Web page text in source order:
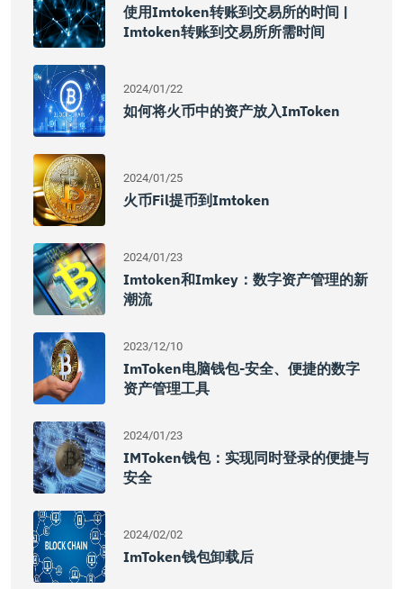
使用imtoken转账到交易所的时间 |
Imtoken转账到交易所所需时间
2024/01/22
如何将火币中的资产放入imToken
2024/01/25
火币fil提币到imtoken
2024/01/23
Imtoken和imkey：数字资产管理的新
潮流
2023/12/10
ImToken电脑钱包-安全、便捷的数字
资产管理工具
2024/01/23
IMToken钱包：实现同时登录的便捷与
安全
2024/02/02
ImToken钱包卸载后